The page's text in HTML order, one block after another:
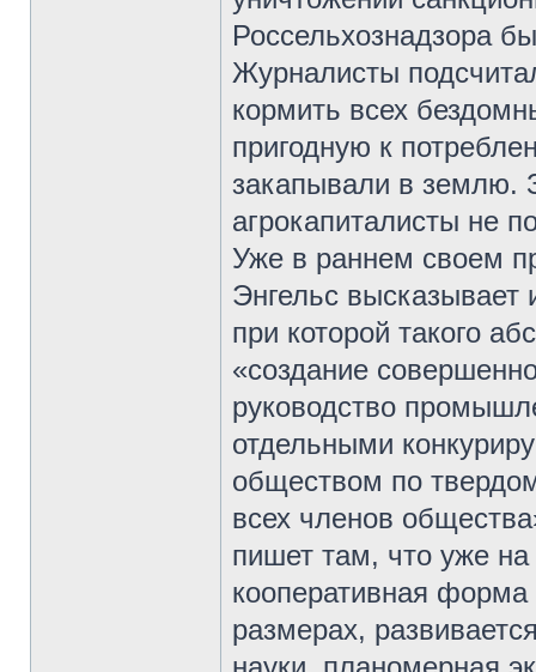
Россельхознадзора
Журналисты
кормить всех
пригодную к
закапывали в землю.
агрокапиталисты не
Уже в раннем своем
Энгельс
при которой такого
«создание
руководство
отдельными
обществом по
всех членов
пишет там, что уже на
кооперативная форма
размерах,